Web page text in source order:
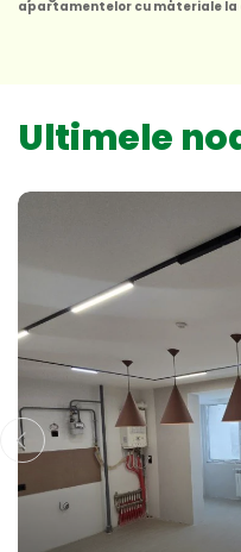
apartamentelor cu materiale la
Ultimele